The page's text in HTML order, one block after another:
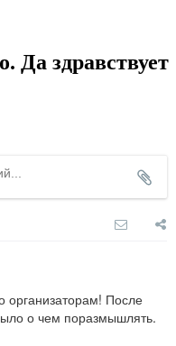
Да здравствует
организаторам! После
о чем поразмышлять.